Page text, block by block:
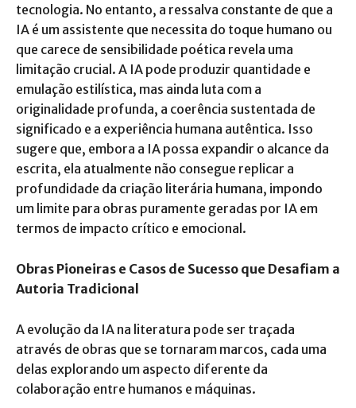
tecnologia. No entanto, a ressalva constante de que a
IA é um assistente que necessita do toque humano ou
que carece de sensibilidade poética revela uma
limitação crucial. A IA pode produzir quantidade e
emulação estilística, mas ainda luta com a
originalidade profunda, a coerência sustentada de
significado e a experiência humana autêntica. Isso
sugere que, embora a IA possa expandir o alcance da
escrita, ela atualmente não consegue replicar a
profundidade da criação literária humana, impondo
um limite para obras puramente geradas por IA em
termos de impacto crítico e emocional.
Obras Pioneiras e Casos de Sucesso que Desafiam a
Autoria Tradicional
A evolução da IA na literatura pode ser traçada
através de obras que se tornaram marcos, cada uma
delas explorando um aspecto diferente da
colaboração entre humanos e máquinas.